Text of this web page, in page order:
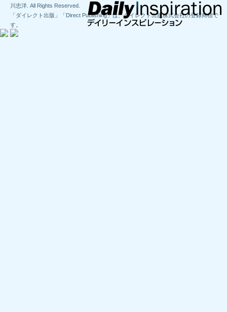
川忠洋. All Rights Reserved.
「ダイレクト出版」「Direct Publishing」は、ダイレクト出版株式会社の登録商標で
す。